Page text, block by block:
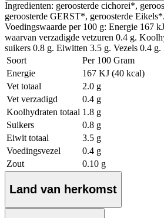
Ingredienten: geroosterde cichorei*,
geroosterde GERST*, geroosterde
Voedingswaarde per 100 g: Energie 167
waarvan verzadigde vetzuren 0.4 g.
suikers 0.8 g. Eiwitten 3.5 g. Vezels 0.4 g.
Soort
Per 100 Gram
Energie
167 KJ (40 kcal)
Vet totaal
2.0 g
Vet verzadigd
0.4 g
Koolhydraten totaal 1.8 g
Suikers
0.8 g
Eiwit totaal
3.5 g
Voedingsvezel
0.4 g
Zout
0.10 g
Land van herkomst